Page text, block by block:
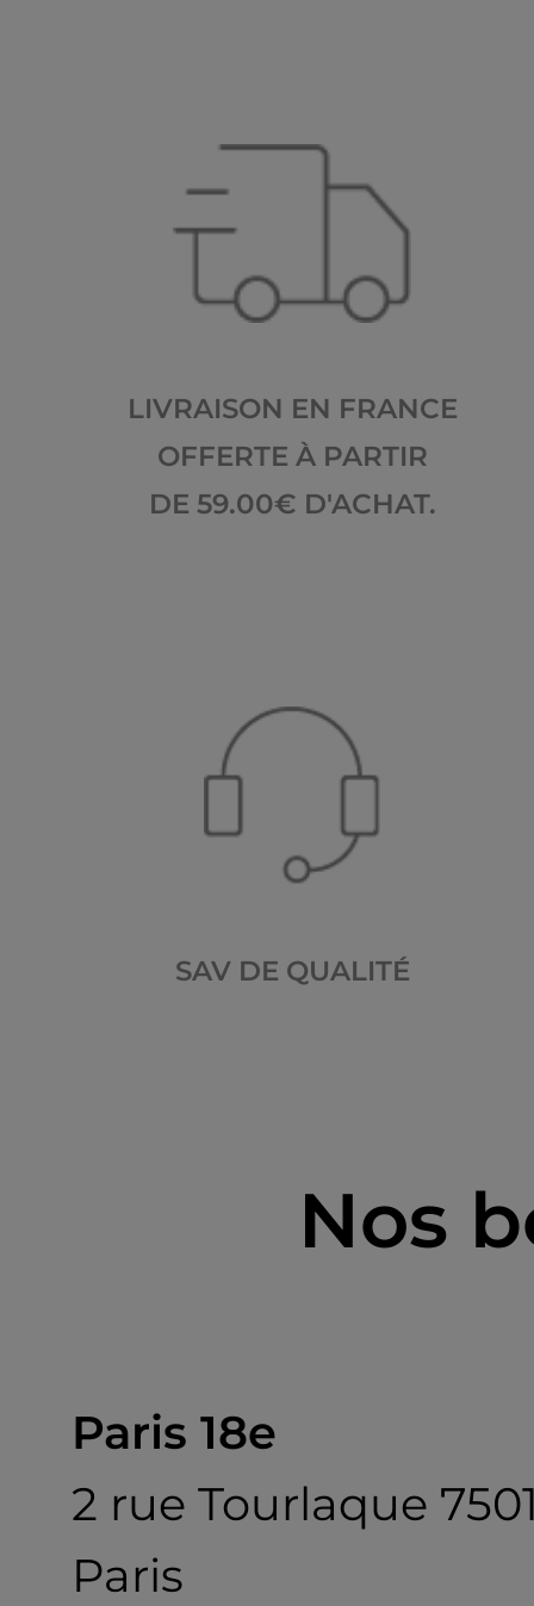
LIVRAISON EN FRANCE
OFFERTE À PARTIR
DE 59.00€ D'ACHAT.
SAV DE QUALITÉ
Nos
Paris 18e
2 rue Tourlaque
Paris